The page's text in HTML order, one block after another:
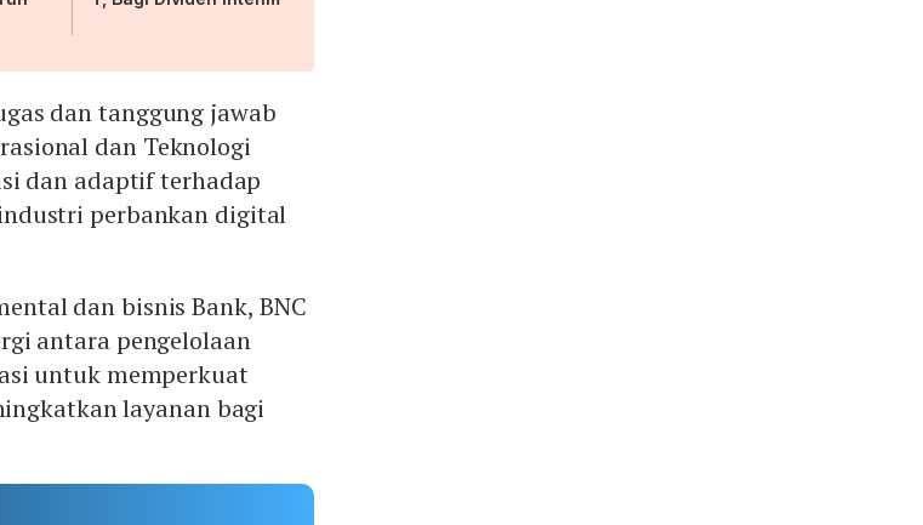
dan tanggung jawab
dan Teknologi
dan adaptif terhadap
perbankan digital
dan bisnis Bank, BNC
antara pengelolaan
untuk memperkuat
layanan bagi